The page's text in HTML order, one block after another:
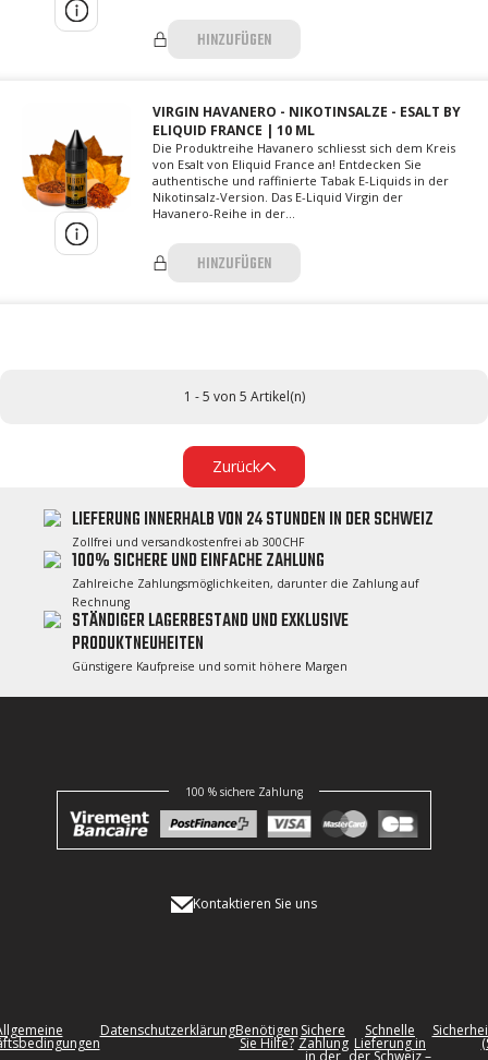
HINZUFÜGEN
VIRGIN HAVANERO - NIKOTINSALZE - ESALT BY
ELIQUID FRANCE | 10 ML
Die Produktreihe Havanero schliesst sich dem Kreis
von Esalt von Eliquid France an! Entdecken Sie
authentische und raffinierte Tabak E-Liquids in der
Nikotinsalz-Version. Das E-Liquid Virgin der
Havanero-Reihe in der...
HINZUFÜGEN
1 - 5 von 5 Artikel(n)
Zurück
LIEFERUNG INNERHALB VON 24 STUNDEN IN DER SCHWEIZ
Zollfrei und versandkostenfrei ab 300CHF
100% SICHERE UND EINFACHE ZAHLUNG
Zahlreiche Zahlungsmöglichkeiten, darunter die Zahlung auf
Rechnung
STÄNDIGER LAGERBESTAND UND EXKLUSIVE
PRODUKTNEUHEITEN
Günstigere Kaufpreise und somit höhere Margen
100 % sichere Zahlung
Kontaktieren Sie uns
DatenschutzerklärungBenötigen
Sie Hilfe?
Sichere
Zahlung
in der
Schnelle
Lieferung in
der Schweiz –